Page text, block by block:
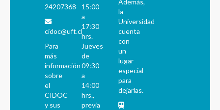
24207368
cidoc@uft.cl
Para
más
información
sobre
el
CIDOC
y sus
15:00
a
17:30
hrs.
Jueves
de
09:30
a
14:00
hrs.,
previa
Además,
la
Universidad
cuenta
con
un
lugar
especial
para
dejarlas.